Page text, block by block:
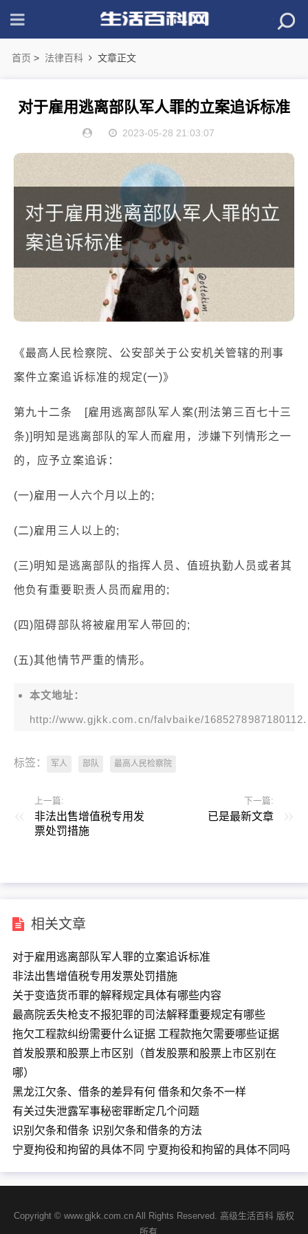
首页 > 法律百科 文章正文
对于雇用逃离部队军人罪的立案追诉标准
2023-05-28 21:03:07
《最高人民检察院、公安部关于公安机关管辖的刑事
案件立案追诉标准的规定(一)》
第九十二条 [雇用逃离部队军人案(刑法第三百七十三
条)]明知是逃离部队的军人而雇用，涉嫌下列情形之一
的，应予立案追诉：
(一)雇用一人六个月以上的;
(二)雇用三人以上的;
(三)明知是逃离部队的指挥人员、值班执勤人员或者其
他负有重要职责人员而雇用的;
(四)阻碍部队将被雇用军人带回的;
(五)其他情节严重的情形。
本文地址：
http://www.gjkk.com.cn/falvbaike/
标签： 军人 部队 最高人民检察院
上一篇:
非法出售增值税专用发
票处罚措施
下一篇:
已是最新文章
相关文章
对于雇用逃离部队军人罪的立案追诉标准
非法出售增值税专用发票处罚措施
关于变造货币罪的解释规定具体有哪些内容
最高院丢失枪支不报犯罪的司法解释重要规定有哪些
拖欠工程款纠纷需要什么证据 工程款拖欠需要哪些证据
首发股票和股票上市区别（首发股票和股票上市区别在
哪）
黑龙江欠条、借条的差异有何 借条和欠条不一样
有关过失泄露军事秘密罪断定几个问题
识别欠条和借条 识别欠条和借条的方法
宁夏拘役和拘留的具体不同 宁夏拘役和拘留的具体不同吗
Copyright © www.gjkk.com.cn All Rights Reserved. 高级生活百科 版权
所有